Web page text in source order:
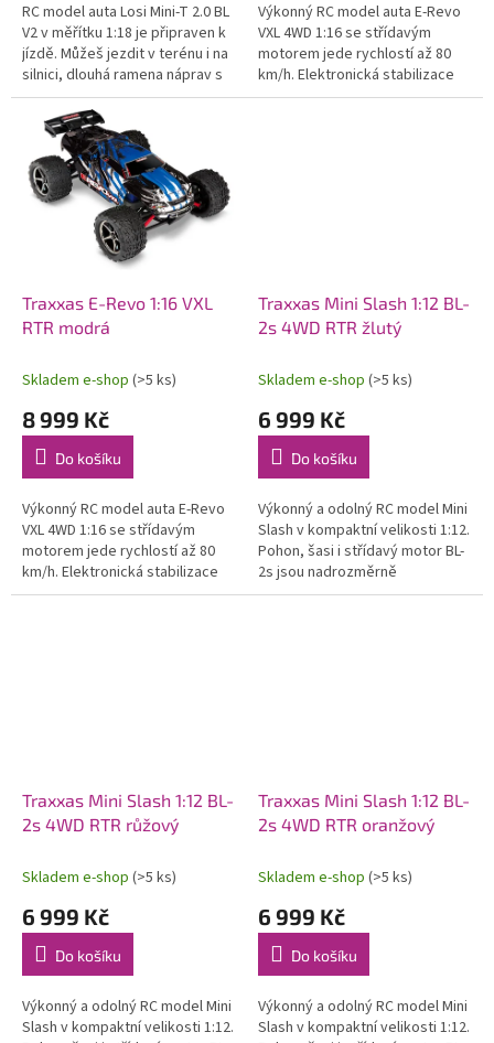
RC model auta Losi Mini-T 2.0 BL
V2 v měřítku 1:18 je připraven k
jízdě. Můžeš jezdit v terénu i na
silnici, dlouhá ramena náprav s
vysokým zdvihem si snadno
poradí s každým...
Výkonný RC model auta E-Revo
VXL 4WD 1:16 se střídavým
motorem jede rychlostí až 80
km/h. Elektronická stabilizace
jízdy TSM. RC soupravou
Traxxas E-Revo 1:16 VXL
RTR modrá
Skladem e-shop (>5 ks)
8 999 Kč
Do košíku
Výkonný RC model auta E-Revo
VXL 4WD 1:16 se střídavým
motorem jede rychlostí až 80
km/h. Elektronická stabilizace
jízdy TSM. RC soupravou
Traxxas Mini Slash 1:12 BL-
2s 4WD RTR žlutý
Skladem e-shop (>5 ks)
6 999 Kč
Do košíku
Výkonný a odolný RC model Mini
Slash v kompaktní velikosti 1:12.
Pohon, šasi i střídavý motor BL-
2s jsou nadrozměrně
dimenzovány jako u větších
Traxxas Mini Slash 1:12 BL-
2s 4WD RTR růžový
Skladem e-shop (>5 ks)
6 999 Kč
Do košíku
Výkonný a odolný RC model Mini
Slash v kompaktní velikosti 1:12.
Traxxas Mini Slash 1:12 BL-
2s 4WD RTR oranžový
Skladem e-shop (>5 ks)
6 999 Kč
Do košíku
Výkonný a odolný RC model Mini
Slash v kompaktní velikosti 1:12.